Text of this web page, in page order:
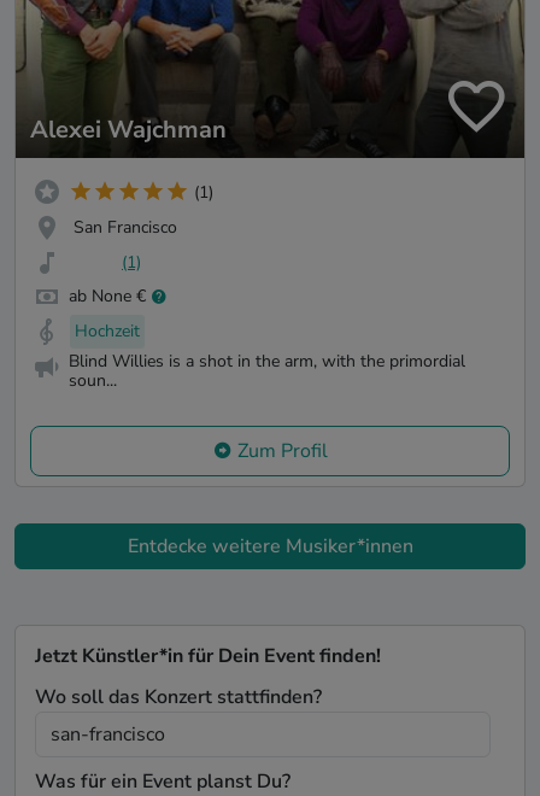
Alexei Wajchman
(1)
San Francisco
(1)
ab None €
Hochzeit
Blind Willies is a shot in the arm, with the primordial
soun...
Zum Profil
Entdecke weitere Musiker*innen
Jetzt Künstler*in für Dein Event finden!
Wo soll das Konzert stattfinden?
Was für ein Event planst Du?